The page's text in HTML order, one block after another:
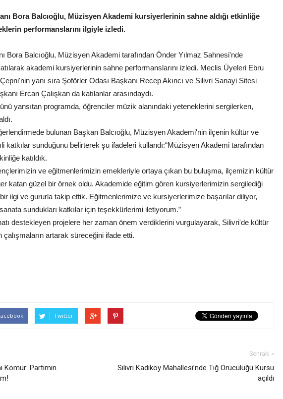
Bora Balcıoğlu, Müzisyen Akademi kursiyerlerinin sahne aldığı etkinliğe
performanslarını ilgiyle izledi.
Bora Balcıoğlu, Müzisyen Akademi tarafından Önder Yılmaz Sahnesi'nde
akademi kursiyerlerinin sahne performanslarını izledi. Meclis Üyeleri Ebru
yanı sıra Şoförler Odası Başkanı Recep Akıncı ve Silivri Sanayi Sitesi
Ercan Çalışkan da katılanlar arasındaydı.
yansıtan programda, öğrenciler müzik alanındaki yeteneklerini sergilerken,
bulunan Başkan Balcıoğlu, Müzisyen Akademi'nin ilçenin kültür ve
katkılar sunduğunu belirterek şu ifadeleri kullandı:“Müzisyen Akademi tarafından
katıldık.
ve eğitmenlerimizin emekleriyle ortaya çıkan bu buluşma, ilçemizin kültür
katan güzel bir örnek oldu. Akademide eğitim gören kursiyerlerimizin sergilediği
ilgi ve gururla takip ettik. Eğitmenlerimize ve kursiyerlerimize başarılar diliyor,
sundukları katkılar için teşekkürlerimi iletiyorum.”
destekleyen projelere her zaman önem verdiklerini vurgulayarak, Silivri'de kültür
çalışmaların artarak süreceğini ifade etti.
Twitter
Kömür: Partimin
Sonraki »
Silivri Kadıköy Mahallesi’nde Tığ Örücülüğü Kursu
açıldı